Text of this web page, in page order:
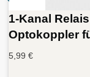
1-Kanal
Optokoppler
5,99 €